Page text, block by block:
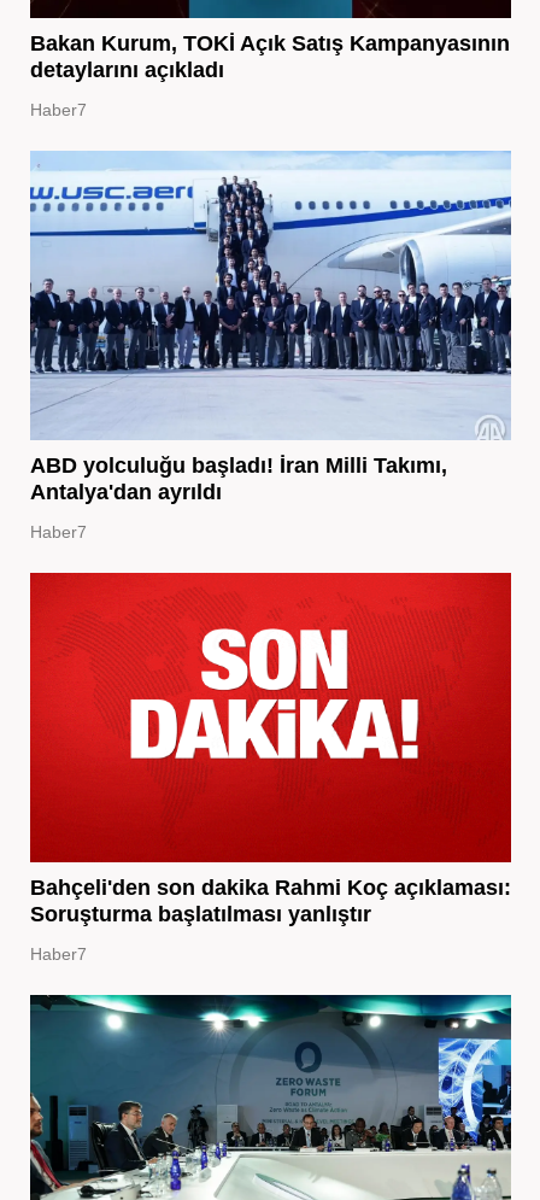
Bakan Kurum, TOKİ Açık Satış Kampanyasının
detaylarını açıkladı
Haber7
ABD yolculuğu başladı! İran Milli Takımı,
Antalya'dan ayrıldı
Haber7
Bahçeli'den son dakika Rahmi Koç açıklaması:
Soruşturma başlatılması yanlıştır
Haber7